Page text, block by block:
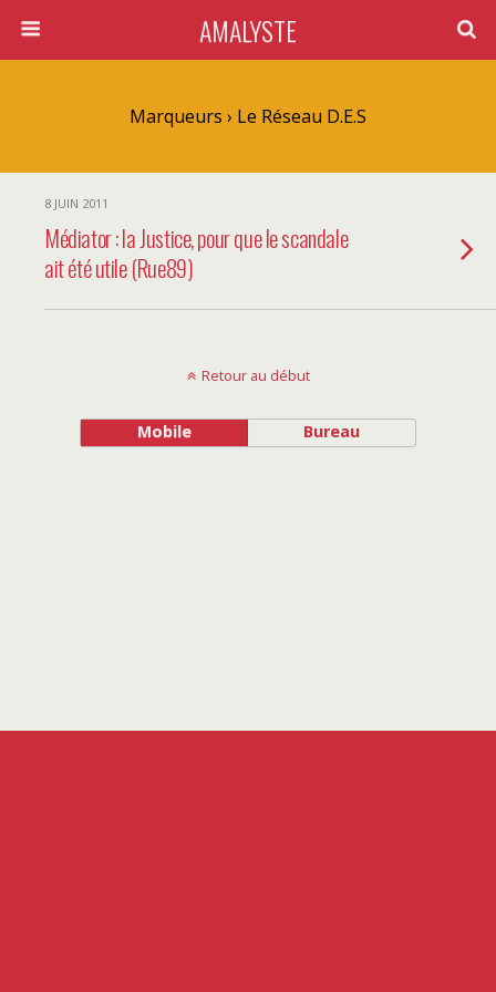
AMALYSTE
Marqueurs › Le Réseau D.E.S
8 JUIN 2011
Médiator : la Justice, pour que le scandale
ait été utile (Rue89)
Retour au début
Mobile Bureau